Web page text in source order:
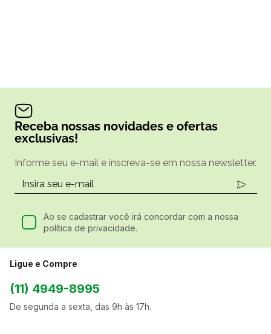
Receba nossas novidades e ofertas
exclusivas!
Informe seu e-mail e inscreva-se em nossa newsletter.
Ao se cadastrar você irá concordar com a nossa
política de privacidade.
Ligue e Compre
(11) 4949-8995
De segunda a sexta, das 9h às 17h.